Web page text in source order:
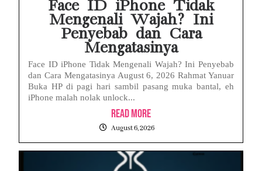
Face ID iPhone Tidak
Mengenali Wajah? Ini
Penyebab dan Cara
Mengatasinya
Face ID iPhone Tidak Mengenali Wajah? Ini Penyebab
dan Cara Mengatasinya August 6, 2026 Rahmat Yanuar
Buka HP di pagi hari sambil pasang muka bantal, eh
iPhone malah nolak unlock...
Read More
August 6, 2026